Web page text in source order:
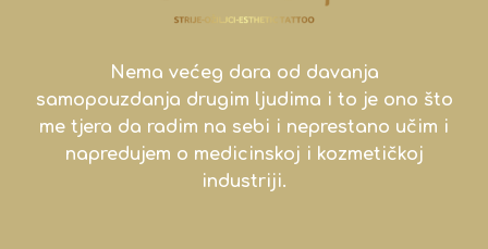
Nema većeg dara od davanja
samopouzdanja drugim ljudima i to je ono što
me tjera da radim na sebi i neprestano učim i
napredujem o medicinskoj i kozmetičkoj
industriji.